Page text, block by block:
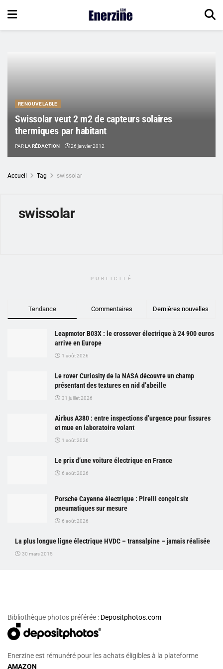
RENOUVELABLE
Swissolar veut 2 m2 de capteurs solaires
thermiques par habitant
PARLA RÉDACTION 26 janvier 2012
Accueil Tag swissolar
swissolar
PUBLICITÉ
Tendance Commentaires Dernières nouvelles
Leapmotor B03X : le crossover électrique à 24 900 euros
arrive en Europe
1 août 2026
Le rover Curiosity de la NASA découvre un champ
présentant des textures en nid d’abeille
31 juillet 2026
Airbus A380 : entre inspections d’urgence pour fissures
et mue en laboratoire volant
1 août 2026
Le prix d’une voiture électrique en France
6 août 2026
Porsche Cayenne électrique : Pirelli conçoit six
pneumatiques sur mesure
6 août 2026
La plus longue ligne électrique HVDC – transalpine – jamais réalisée
30 mars 2015
Bibliothèque photos préférée : Depositphotos.com
Enerzine est rémunéré pour les achats éligibles à la plateforme
AMAZON